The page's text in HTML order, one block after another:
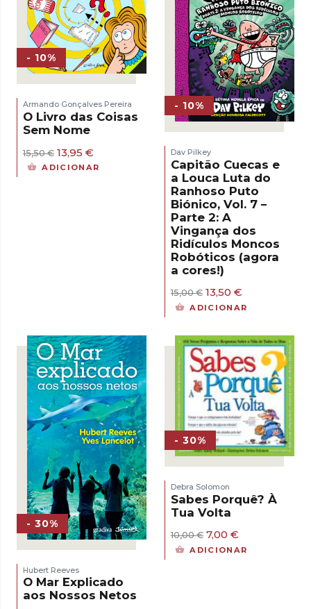
- 10%
Armando Gonçalves Pereira
O Livro das Coisas
Sem Nome
15,50€ O
preço
13,95 €
preço
ADICIONAR
- 10%
Dav Pilkey
Capitão Cuecas e
a Louca Luta do
Ranhoso Puto
Biónico, Vol. 7 –
Parte 2: A
Vingança dos
Ridículos Moncos
Robóticos (agora
a cores!)
15,00€ O
preço
15,00 €.
13,50 €O
preço
13,50 €.
ADICIONAR
- 30%
Hubert Reeves
O Mar Explicado
aos Nossos Netos
- 30%
Debra Solomon
Sabes Porquê? À
Tua Volta
10,00€ O
preço
7,00 €O
preço
ADICIONAR